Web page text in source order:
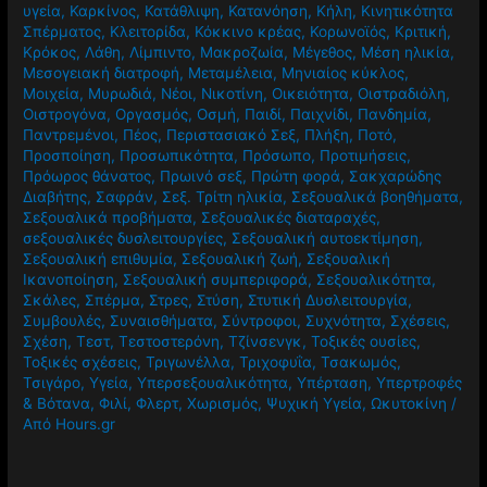
υγεία, Καρκίνος, Κατάθλιψη, Κατανόηση, Κήλη, Κινητικότητα
Σπέρματος, Κλειτορίδα, Κόκκινο κρέας, Κορωνοϊός, Κριτική,
Κρόκος, Λάθη, Λίμπιντο, Μακροζωία, Μέγεθος, Μέση ηλικία,
Μεσογειακή διατροφή, Μεταμέλεια, Μηνιαίος κύκλος,
Μοιχεία, Μυρωδιά, Νέοι, Νικοτίνη, Οικειότητα, Οιστραδιόλη,
Οιστρογόνα, Οργασμός, Οσμή, Παιδί, Παιχνίδι, Πανδημία,
Παντρεμένοι, Πέος, Περιστασιακό Σεξ, Πλήξη, Ποτό,
Προσποίηση, Προσωπικότητα, Πρόσωπο, Προτιμήσεις,
Πρόωρος θάνατος, Πρωινό σεξ, Πρώτη φορά, Σακχαρώδης
Διαβήτης, Σαφράν, Σεξ. Τρίτη ηλικία, Σεξουαλικά βοηθήματα,
Σεξουαλικά προβήματα, Σεξουαλικές διαταραχές,
σεξουαλικές δυσλειτουργίες, Σεξουαλική αυτοεκτίμηση,
Σεξουαλική επιθυμία, Σεξουαλική ζωή, Σεξουαλική
Ικανοποίηση, Σεξουαλική συμπεριφορά, Σεξουαλικότητα,
Σκάλες, Σπέρμα, Στρες, Στύση, Στυτική Δυσλειτουργία,
Συμβουλές, Συναισθήματα, Σύντροφοι, Συχνότητα, Σχέσεις,
Σχέση,Τεστ,Τεστοστερόνη,Τζίνσενγκ,Τοξικές ουσίες,
Τοξικές σχέσεις,Τριγωνέλλα,Τριχοφυΐα,Τσακωμός,
Τσιγάρο,Υγεία,Υπερσεξουαλικότητα,Υπέρταση,Υπερτροφές
& Βότανα,Φιλί,Φλερτ,Χωρισμός, Ψυχική Υγεία, Ωκυτοκίνη /
Από Hours.gr